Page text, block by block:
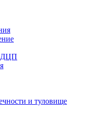
ДЦП
и туловище